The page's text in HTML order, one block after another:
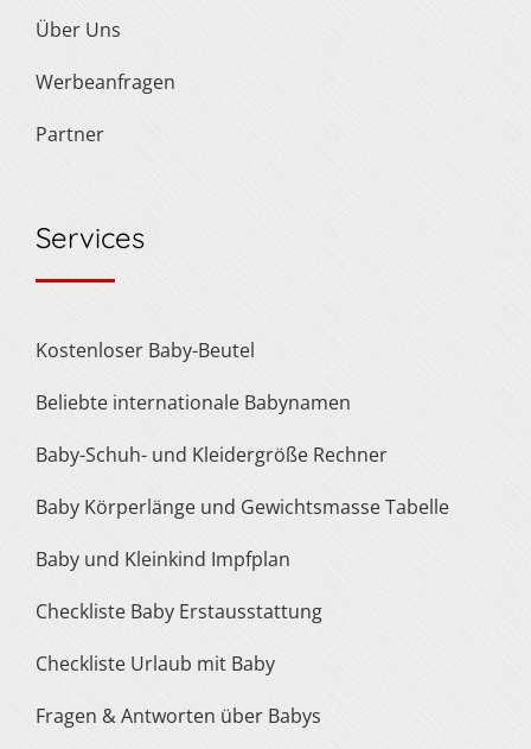
Über Uns
Werbeanfragen
Partner
Services
Kostenloser Baby-Beutel
Beliebte internationale Babynamen
Baby-Schuh- und Kleidergröße Rechner
Baby Körperlänge und Gewichtsmasse Tabelle
Baby und Kleinkind Impfplan
Checkliste Baby Erstausstattung
Checkliste Urlaub mit Baby
Fragen & Antworten über Babys